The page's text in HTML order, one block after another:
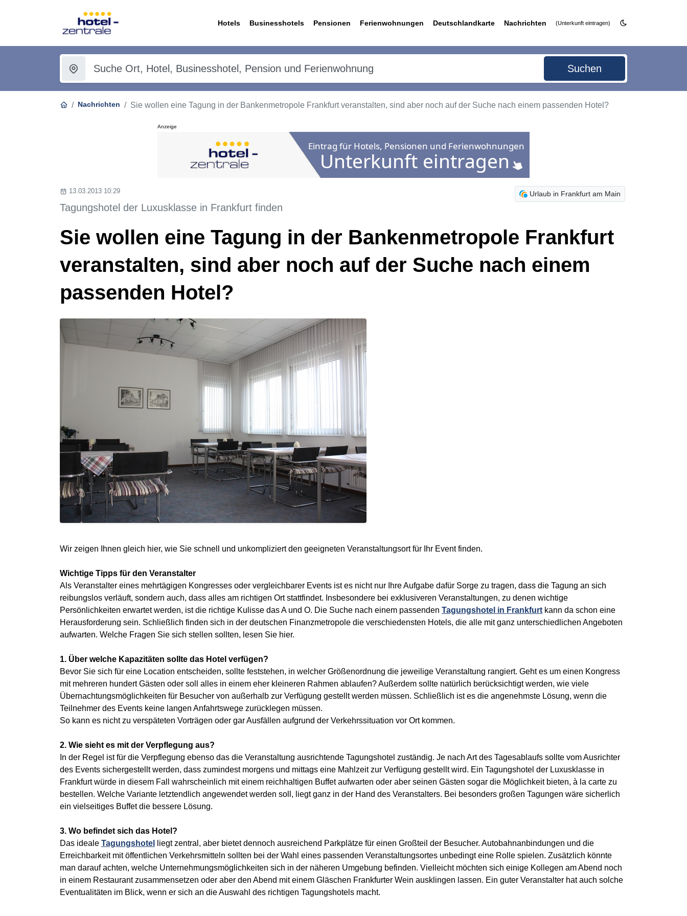
Hotels Businesshotels Pensionen Ferienwohnungen Deutschlandkarte Nachrichten (Unterkunft eintragen)
Suchen
Nachrichten Sie wollen eine Tagung in der Bankenmetropole Frankfurt veranstalten, sind aber noch auf der Suche nach einem passenden Hotel?
Anzeige
Urlaub in Frankfurt am Main
13.03.2013 10:29
Tagungshotel der Luxusklasse in Frankfurt finden
Sie wollen eine Tagung in der Bankenmetropole Frankfurt
veranstalten, sind aber noch auf der Suche nach einem
passenden Hotel?
Wir zeigen Ihnen gleich hier, wie Sie schnell und unkompliziert den geeigneten Veranstaltungsort für Ihr Event finden.
Wichtige Tipps für den Veranstalter
Als Veranstalter eines mehrtägigen Kongresses oder vergleichbarer Events ist es nicht nur Ihre Aufgabe dafür Sorge zu tragen, dass die Tagung an sich
reibungslos verläuft, sondern auch, dass alles am richtigen Ort stattfindet. Insbesondere bei exklusiveren Veranstaltungen, zu denen wichtige
Persönlichkeiten erwartet werden, ist die richtige Kulisse das A und O. Die Suche nach einem passenden Tagungshotel in Frankfurt kann da schon eine
Herausforderung sein. Schließlich finden sich in der deutschen Finanzmetropole die verschiedensten Hotels, die alle mit ganz unterschiedlichen Angeboten
aufwarten. Welche Fragen Sie sich stellen sollten, lesen Sie hier.
1. Über welche Kapazitäten sollte das Hotel verfügen?
Bevor Sie sich für eine Location entscheiden, sollte feststehen, in welcher Größenordnung die jeweilige Veranstaltung rangiert. Geht es um einen Kongress
mit mehreren hundert Gästen oder soll alles in einem eher kleineren Rahmen ablaufen? Außerdem sollte natürlich berücksichtigt werden, wie viele
Übernachtungsmöglichkeiten für Besucher von außerhalb zur Verfügung gestellt werden müssen. Schließlich ist es die angenehmste Lösung, wenn die
Teilnehmer des Events keine langen Anfahrtswege zurücklegen müssen.
So kann es nicht zu verspäteten Vorträgen oder gar Ausfällen aufgrund der Verkehrssituation vor Ort kommen.
2. Wie sieht es mit der Verpflegung aus?
In der Regel ist für die Verpflegung ebenso das die Veranstaltung ausrichtende Tagungshotel zuständig. Je nach Art des Tagesablaufs sollte vom Ausrichter
des Events sichergestellt werden, dass zumindest morgens und mittags eine Mahlzeit zur Verfügung gestellt wird. Ein Tagungshotel der Luxusklasse in
Frankfurt würde in diesem Fall wahrscheinlich mit einem reichhaltigen Buffet aufwarten oder aber seinen Gästen sogar die Möglichkeit bieten, à la carte zu
bestellen. Welche Variante letztendlich angewendet werden soll, liegt ganz in der Hand des Veranstalters. Bei besonders großen Tagungen wäre sicherlich
ein vielseitiges Buffet die bessere Lösung.
3. Wo befindet sich das Hotel?
Das ideale Tagungshotel
liegt zentral, aber bietet dennoch ausreichend Parkplätze für einen Großteil der Besucher. Autobahnanbindungen und die
Erreichbarkeit mit öffentlichen Verkehrsmitteln sollten bei der Wahl eines passenden Veranstaltungsortes unbedingt eine Rolle spielen. Zusätzlich könnte
man darauf achten, welche Unternehmungsmöglichkeiten sich in der näheren Umgebung befinden. Vielleicht möchten sich einige Kollegen am Abend noch
in einem Restaurant zusammensetzen oder aber den Abend mit einem Gläschen Frankfurter Wein ausklingen lassen. Ein guter Veranstalter hat auch solche
Eventualitäten im Blick, wenn er sich an die Auswahl des richtigen Tagungshotels macht.